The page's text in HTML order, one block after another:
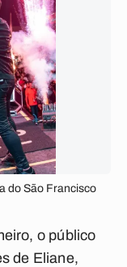
do São Francisco
o público
de Eliane,